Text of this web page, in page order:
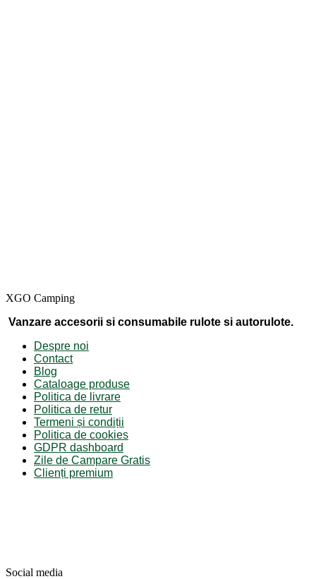
XGO Camping
Vanzare accesorii si consumabile rulote si autorulote.
Despre noi
Contact
Blog
Cataloage produse
Politica de livrare
Politica de retur
Termeni și condiții
Politica de cookies
GDPR dashboard
Zile de Campare Gratis
Clienți premium
Social media